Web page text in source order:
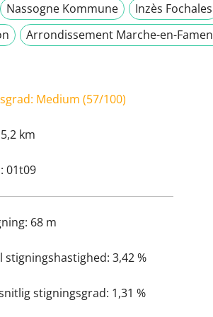
Nassogne Kommune
Inzès Fochales
Arrondissement Marche-en-
Medium (57/100)
5,2 km
01t09
68 m
stigningshastighed: 3,42 %
stigningsgrad: 1,31 %